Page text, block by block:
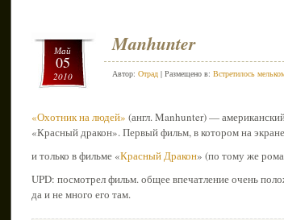
Май
05
2010
Manhunter
Автор: Отрад | Размещено в: Встретилось
«Охотник на людей» (англ. Manhunter) —
«Красный дракон». Первый фильм, в котором на
и только в фильме «Красный Дракон» (по тому же
UPD: посмотрел фильм. общее впечатление очень
да и не много его там.